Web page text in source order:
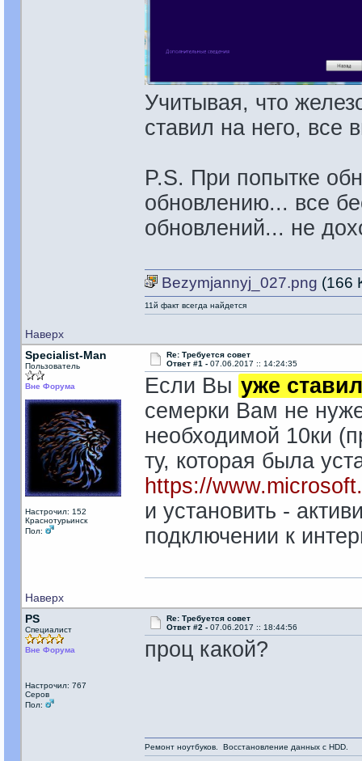
Учитывая, что
ставил на него, все
P.S. При попытке
обновлению... все
обновлений... не
Наверх
Bezymjannyj_027.png (166
11й факт всегда найдется
Specialist-Man
Пользователь
Вне Форума
Настрочил: 152
Краснотурьинск
Пол:
Re: Требуется совет
Ответ #1 - 07.06.2017 :: 14:24:35
Если Вы уже
семерки Вам не
необходимой 10ки
ту, которая была
https://
и установить -
подключении к
Наверх
PS
Специалист
Вне Форума
Настрочил: 767
Серов
Пол:
Re: Требуется совет
Ответ #2 - 07.06.2017 :: 18:44:56
проц какой?
Ремонт ноутбуков. Восстановление данных с HDD.